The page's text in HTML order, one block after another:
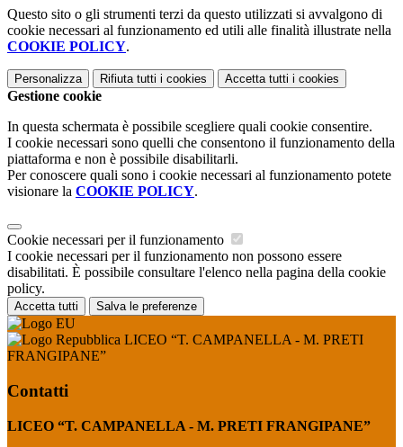
Questo sito o gli strumenti terzi da questo utilizzati si avvalgono di
cookie necessari al funzionamento ed utili alle finalità illustrate nella
COOKIE POLICY.
Personalizza Rifiuta tutti i cookies Accetta tutti i cookies
Gestione cookie
In questa schermata è possibile scegliere quali cookie consentire.
I cookie necessari sono quelli che consentono il funzionamento della
piattaforma e non è possibile disabilitarli.
Per conoscere quali sono i cookie necessari al funzionamento potete
visionare la COOKIE POLICY.
Cookie necessari per il funzionamento
I cookie necessari per il funzionamento non possono essere
disabilitati. È possibile consultare l'elenco nella pagina della cookie
policy.
Accetta tutti Salva le preferenze
LICEO “T. CAMPANELLA - M. PRETI
FRANGIPANE”
Contatti
LICEO “T. CAMPANELLA - M. PRETI FRANGIPANE”